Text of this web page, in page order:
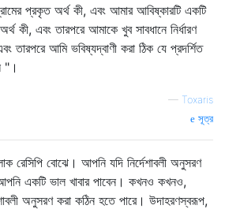
প্রকৃত অর্থ কী, এবং আমার আবিষ্কারটি একটি
কী, এবং তারপরে আমাকে খুব সাবধানে নির্ধারণ
তারপরে আমি ভবিষ্যদ্বাণী করা ঠিক যে প্রদর্শিত
"।
— Toxaris
সূত্র
রেসিপি বোঝে। আপনি যদি নির্দেশাবলী অনুসরণ
একটি ভাল খাবার পাবেন। কখনও কখনও,
অনুসরণ করা কঠিন হতে পারে। উদাহরণস্বরূপ,